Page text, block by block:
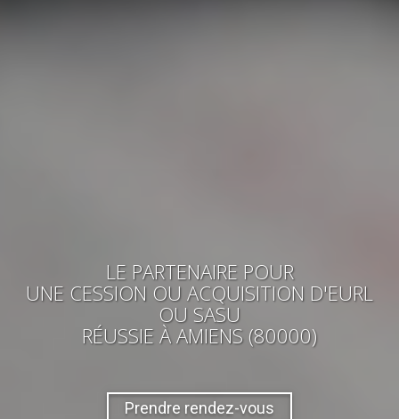
LE PARTENAIRE POUR
UNE CESSION OU ACQUISITION D'EURL
OU SASU
RÉUSSIE À AMIENS (80000)
Prendre rendez-vous